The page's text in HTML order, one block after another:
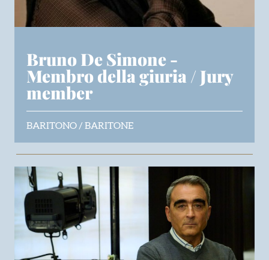
Bruno De Simone -
Membro della giuria / Jury
member
BARITONO / BARITONE